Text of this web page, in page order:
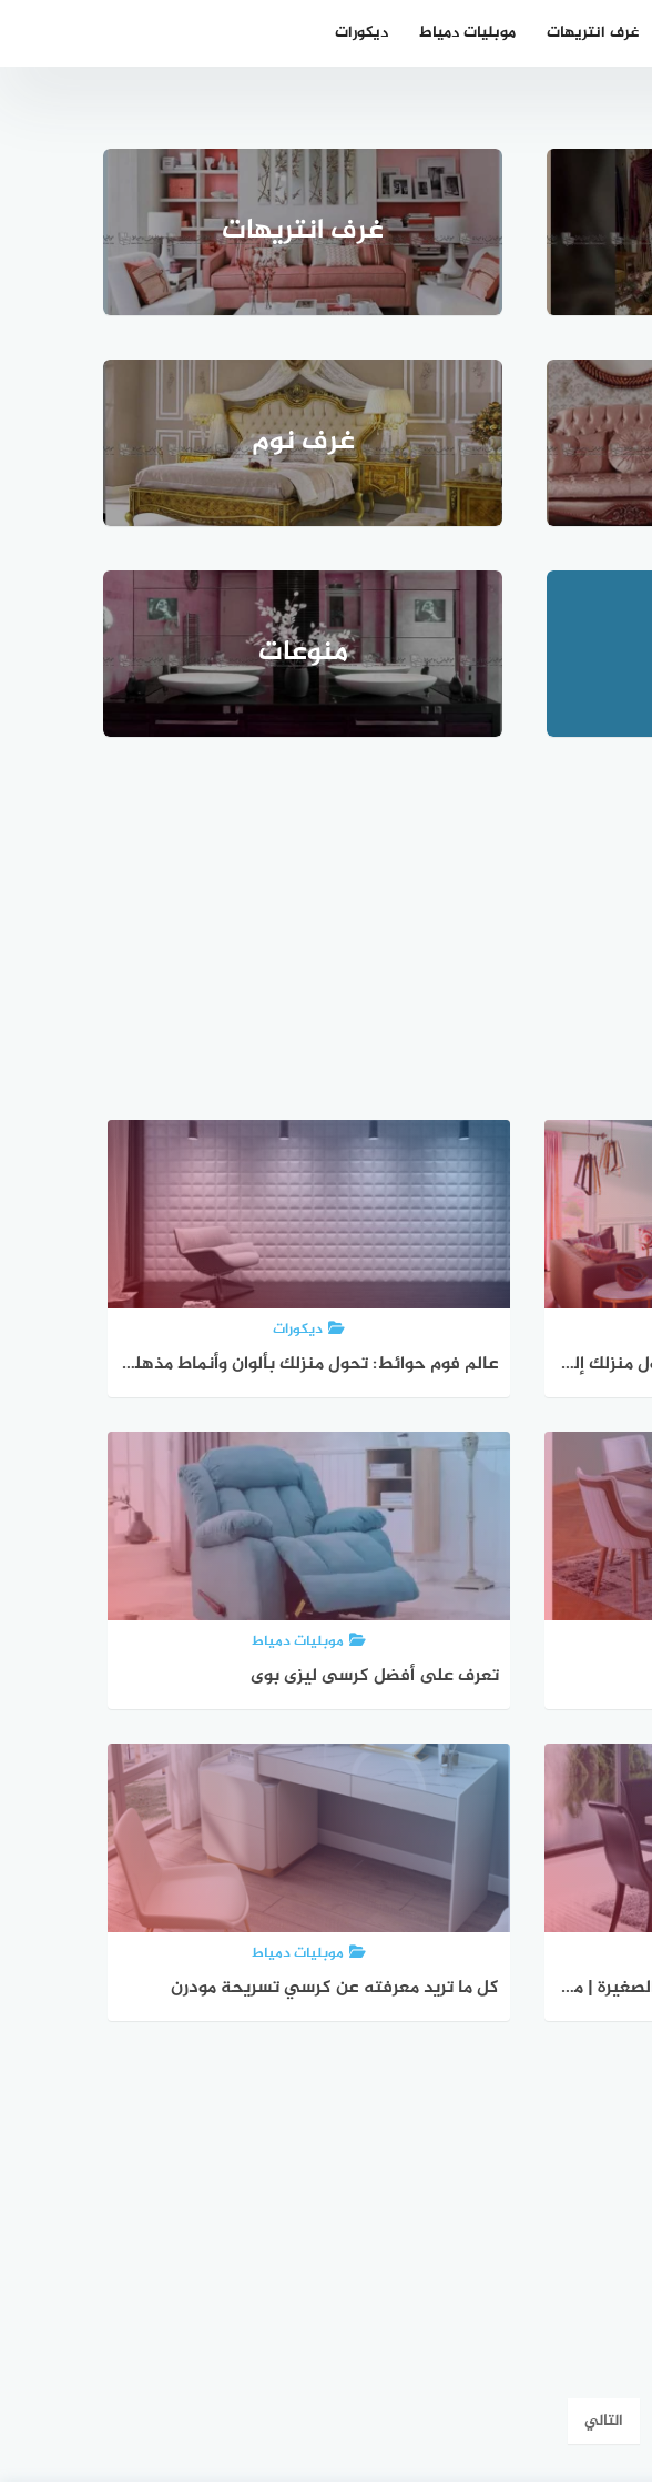
غرف انتريهات موبليات دمياط ديكورات
غرف انتريهات
غرف نوم
منوعات
كتالوج الوان حوائط 2023: إلهامك لتحول منزلك إلى تحفة فنية
ديكورات
عالم فوم حوائط: تحول منزلك بألوان وأنماط مذهلة | موبليات دمياط.
موبليات دمياط
تعرف على أفضل كرسى ليزى بوى
أفضل سفرة مودرن لتنسيق المساحات الصغيرة | موبليات دمياط
موبليات دمياط
كل ما تريد معرفته عن كرسي تسريحة مودرن
التالي